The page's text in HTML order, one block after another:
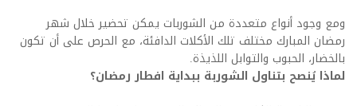
ومع وجود أنواع متعددة من الشوربات يمكن تحضير خلال شهر
رمضان المبارك مختلف تلك الأكلات الدافئة، مع الحرص على أن تكون
بالخضار، الحبوب والتوابل اللذيذة.
لماذا يُنصح بتناول الشوربة ببداية افطار رمضان؟